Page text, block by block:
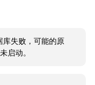
库失败，可能的原
启动。